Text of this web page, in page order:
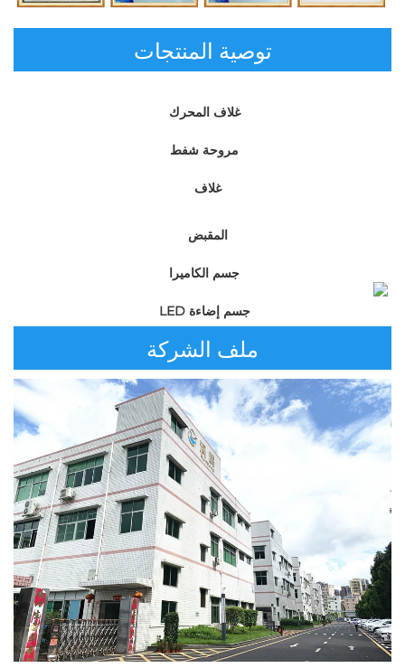
توصية المنتجات
غلاف المحرك
مروحة شفط
غلاف
المقبض
جسم الكاميرا
جسم إضاءة LED
ملف الشركة